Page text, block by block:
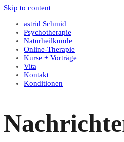
Skip to content
astrid Schmid
Psychotherapie
Naturheilkunde
Online-Therapie
Kurse + Vorträge
Vita
Kontakt
Konditionen